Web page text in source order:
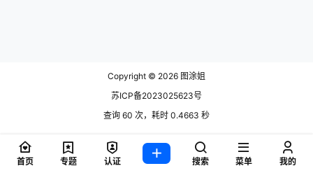
Copyright © 2026 图涂姐
苏ICP备2023025623号
查询 60 次，耗时 0.4663 秒
首页 专题 认证 搜索 菜单 我的